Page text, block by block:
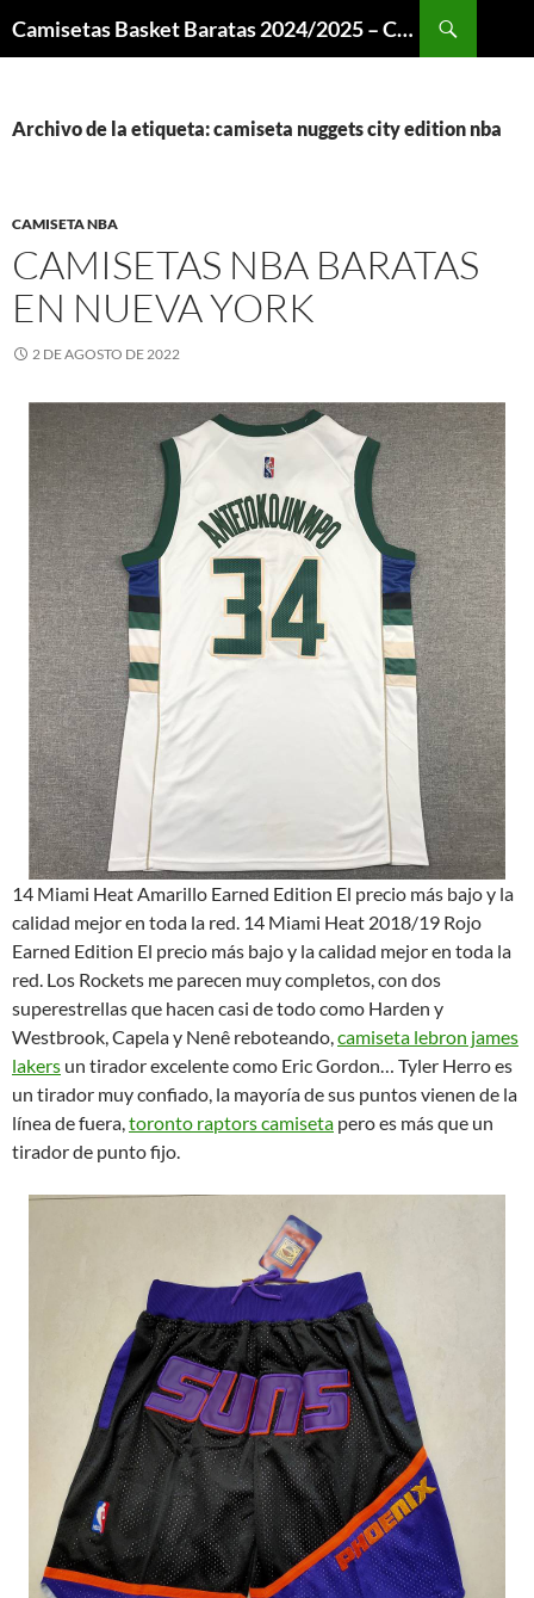
Camisetas Basket Baratas 2024/2025 – Camisetas NBA
Archivo de la etiqueta: camiseta nuggets city edition nba
CAMISETA NBA
CAMISETAS NBA BARATAS
EN NUEVA YORK
2 DE AGOSTO DE 2022
14 Miami Heat Amarillo Earned Edition El precio más bajo y la
calidad mejor en toda la red. 14 Miami Heat 2018/19 Rojo
Earned Edition El precio más bajo y la calidad mejor en toda la
red. Los Rockets me parecen muy completos, con dos
superestrellas que hacen casi de todo como Harden y
Westbrook, Capela y Nenê reboteando,camiseta lebron james
lakers un tirador excelente como Eric Gordon… Tyler Herro es
un tirador muy confiado, la mayoría de sus puntos vienen de la
línea de fuera,toronto raptors camiseta pero es más que un
tirador de punto fijo.